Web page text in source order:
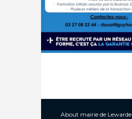
About mairie de Lewarde